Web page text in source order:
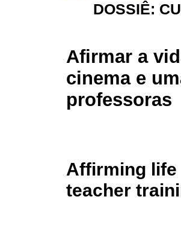
DOSSIÊ:
Afirmar a
cinema e
professoras
Affirming life
teacher